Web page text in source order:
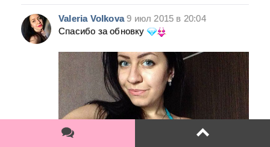
Valeria Volkova 9 июл 2015 в 20:04
Спасибо за обновку